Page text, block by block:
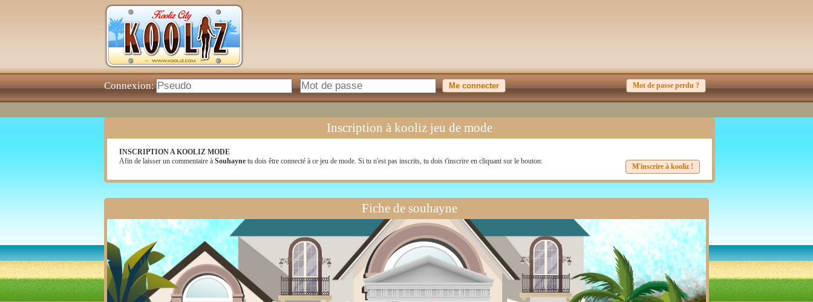
Connexion: Mot de passe perdu ?
Inscription à kooliz jeu de mode
INSCRIPTION A KOOLIZ MODE
Afin de laisser un commentaire à Souhayne tu dois être connecté à ce jeu de mode. Si tu n'est pas inscrits, tu dois t'inscrire en cliquant sur le bouton:
M'inscrire à kooliz !
Fiche de souhayne
Maison